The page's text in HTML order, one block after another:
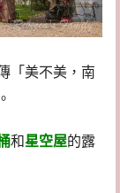
「美不美，南
和星空屋的露